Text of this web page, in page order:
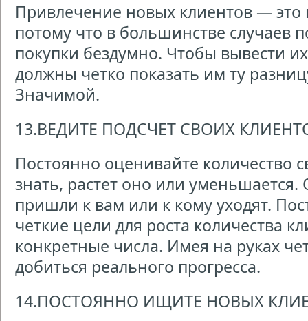
Привлечение новых клиентов — это
потому что в большинстве случаев
покупки бездумно. Чтобы вывести
должны четко показать им ту
Значимой.
13.ВЕДИТЕ ПОДСЧЕТ СВОИХ
Постоянно оценивайте количество
знать, растет оно или уменьшается.
пришли к вам или к кому уходят.
четкие цели для роста количества
конкретные числа. Имея на руках
добиться реального прогресса.
14.ПОСТОЯННО ИЩИТЕ НОВЫХ